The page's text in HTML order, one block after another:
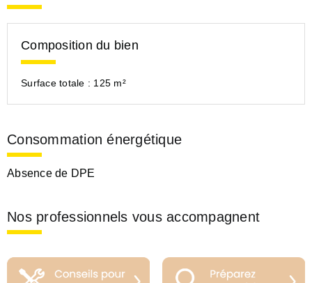
Composition du bien
Surface totale : 125 m²
Consommation énergétique
Absence de DPE
Nos professionnels vous accompagnent